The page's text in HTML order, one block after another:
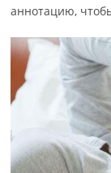
аннотацию,